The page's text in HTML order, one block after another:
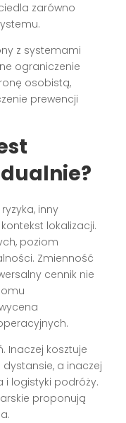
zarówno
z systemami
ograniczenie
osobistą,
prewencji
inny
lokalizacji.
poziom
Zmienność
cennik nie
Inaczej kosztuje
a inaczej
i logistyki podróży.
proponują